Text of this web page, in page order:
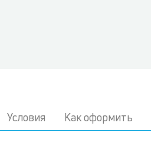
Условия Как оформить